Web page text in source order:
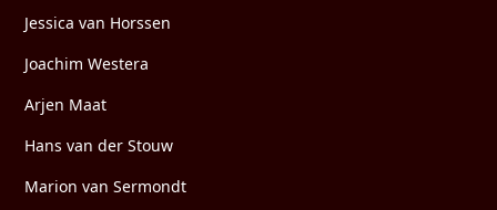
Jessica van Horssen
Joachim Westera
Arjen Maat
Hans van der Stouw
Marion van Sermondt